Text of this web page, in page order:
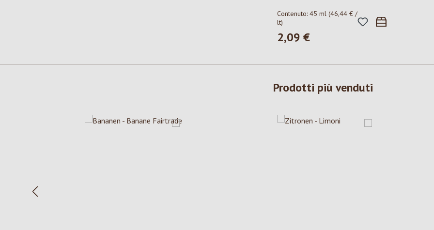
Contenuto: 45 ml (46,44 € /
lt)
Prezzo normale:
2,09 €
Prodotti più venduti